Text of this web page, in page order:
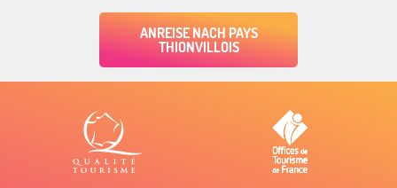
ANREISE NACH PAYS
THIONVILLOIS